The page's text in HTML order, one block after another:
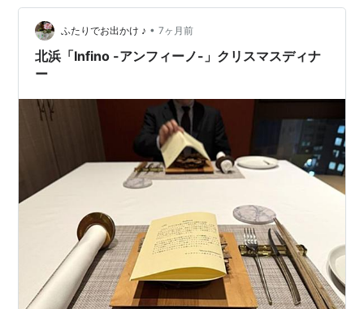
ライパンで温めて食べる感じですね。 いやぁ〜乗せ方を
間違えたかも…。 ちゃんとカットしてから写真撮れば良
かった？ まぁ〜いいですよね。 ●玉ねぎのキッシュ 温め
たオープンに入れて8…
ふたりでお出かけ ♪ • 7ヶ月前
北浜「Infino -アンフィーノ-」クリスマスディナ
ー